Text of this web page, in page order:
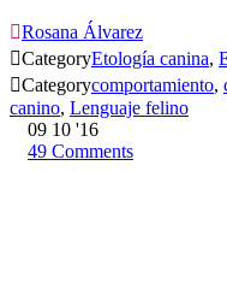
Rosana Álvarez
CategoryEtología canina,
Categorycomportamiento,
canino, Lenguaje felino
09 10 '16
49 Comments